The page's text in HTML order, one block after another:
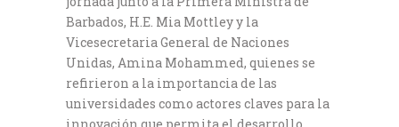
Barbados, H.E. Mia Mottley y la
Vicesecretaria General de Naciones
Unidas, Amina Mohammed, quienes se
refirieron a la importancia de las
universidades como actores claves para la